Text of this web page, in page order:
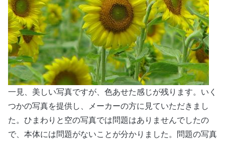
一見、美しい写真ですが、色あせた感じが残ります。いく
つかの写真を提供し、メーカーの方に見ていただきまし
た。ひまわりと空の写真では問題はありませんでしたの
で、本体には問題がないことが分かりました。問題の写真